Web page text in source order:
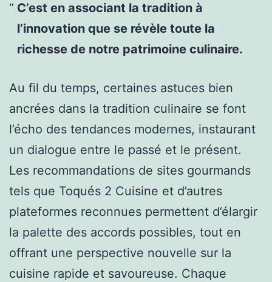
C’est en associant la tradition à
l’innovation que se révèle toute la
richesse de notre patrimoine culinaire.
Au fil du temps, certaines astuces bien
ancrées dans la tradition culinaire se font
l’écho des tendances modernes, instaurant
un dialogue entre le passé et le présent.
Les recommandations de sites gourmands
tels que Toqués 2 Cuisine et d’autres
plateformes reconnues permettent d’élargir
la palette des accords possibles, tout en
offrant une perspective nouvelle sur la
cuisine rapide et savoureuse. Chaque